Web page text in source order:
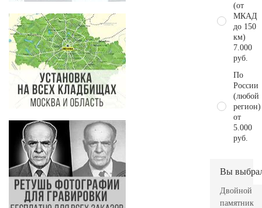
(от
МКАД
до 150
км)
7.000
руб.
По
России
(любой
регион)
от
5.000
руб.
Вы
Двойной
памятник